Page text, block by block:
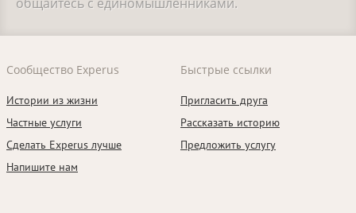
Сообщество Experus
Истории из жизни
Частные услуги
Сделать Experus лучше
Напишите нам
Быстрые ссылки
Пригласить друга
Рассказать историю
Предложить услугу